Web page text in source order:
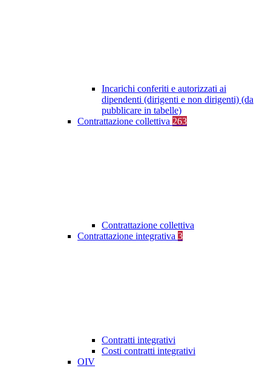
Incarichi conferiti e autorizzati ai
dipendenti (dirigenti e non dirigenti) (da
pubblicare in tabelle)
Contrattazione collettiva 263
Contrattazione collettiva
Contrattazione integrativa 3
Contratti integrativi
Costi contratti integrativi
OIV